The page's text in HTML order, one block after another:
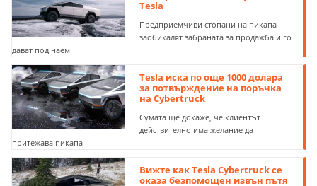
Tesla
Предприемчиви стопани на пикапа
заобикалят забраната за продажба и го
дават под наем
Tesla иска по още 1000 долара
за потвърждение на поръчка
на Cybertruck
Сумата ще докаже, че клиентът
действително има желание да
притежава пикапа
Вижте как Tesla Cybertruck се
оказа безпомощен извън пътя